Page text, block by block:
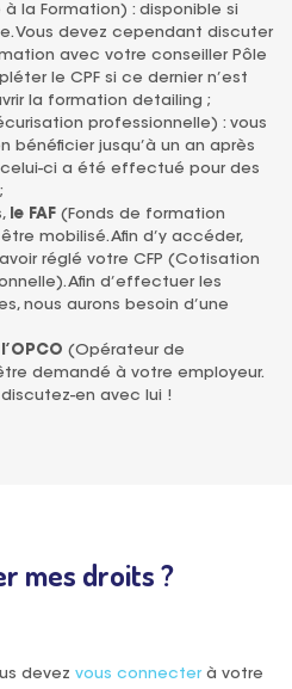
la Formation) : disponible si
Vous devez cependant discuter
avec votre conseiller Pôle
le CPF si ce dernier n’est
la formation detailing ;
professionnelle) : vous
bénéficier jusqu’à un an après
ci a été effectué pour des
le FAF (Fonds de formation
mobilisé. Afin d’y accéder,
réglé votre CFP (Cotisation
Afin d’effectuer les
nous aurons besoin d’une
l’OPCO (Opérateur de
demandé à votre employeur.
discutez-en avec lui !
mes droits ?
devez vous connecter à votre